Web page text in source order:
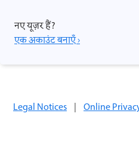
नए यूज़र हैं?
एक अकाउंट बनाएँ ›
Legal Notices | Online